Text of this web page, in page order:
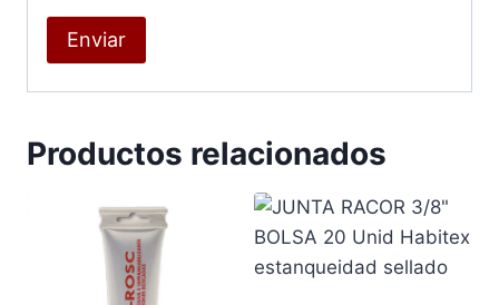
Productos relacionados